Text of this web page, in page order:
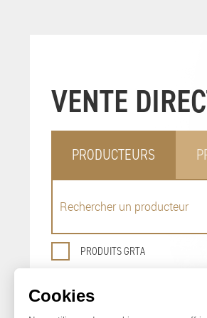
VENTE
PRODUCTEURS
PRODUITS GRTA